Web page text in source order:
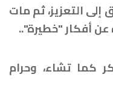
التعزيز، ثم مات
أفكار "خطيرة"..
كما تشاء، وحرام